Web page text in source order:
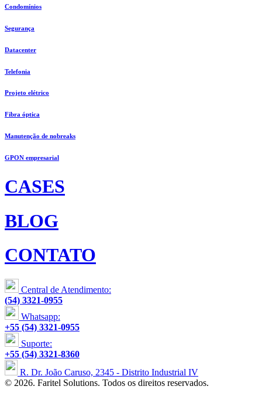
Condomínios
Segurança
Datacenter
Telefonia
Projeto elétrico
Fibra óptica
Manutenção de nobreaks
GPON empresarial
CASES
BLOG
CONTATO
Central de Atendimento:
(54) 3321-0955
Whatsapp:
+55 (54) 3321-0955
Suporte:
+55 (54) 3321-8360
R. Dr. João Caruso, 2345 - Distrito Industrial IV
© 2026. Faritel Solutions. Todos os direitos reservados.